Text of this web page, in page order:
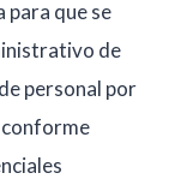
para que se
de
personal por